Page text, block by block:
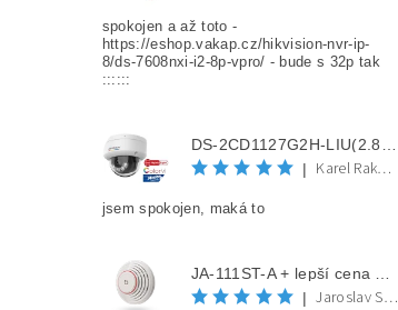
spokojen a až toto -
https://eshop.vakap.cz/hikvision-nvr-ip-
8/ds-7608nxi-i2-8p-vpro/ - bude s 32p tak
::::::
|
Karel Rakovec
jsem spokojen, maká to
|
Jaroslav Spěváček